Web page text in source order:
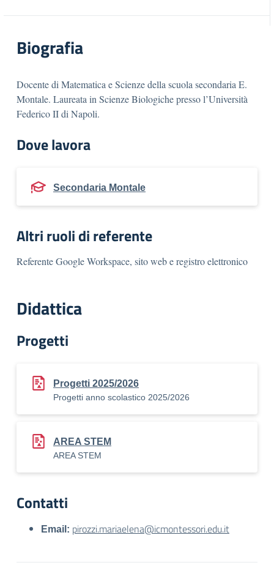
Biografia
Docente di Matematica e Scienze della scuola secondaria E.
Montale. Laureata in Scienze Biologiche presso l’Università
Federico II di Napoli.
Dove lavora
Secondaria Montale
Altri ruoli di referente
Referente Google Workspace, sito web e registro elettronico
Didattica
Progetti
Progetti 2025/2026
Progetti anno scolastico 2025/2026
AREA STEM
AREA STEM
Contatti
Email: pirozzi.mariaelena@icmontessori.edu.it